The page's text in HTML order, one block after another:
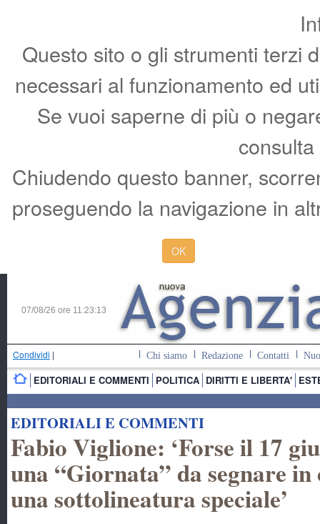
Questo sito o gli strumenti terzi
necessari al funzionamento ed
Se vuoi saperne di più o
Chiudendo questo banner,
proseguendo la navigazione in
OK
07/08/26 ore 11:23:14
Condividi | Chi siamo Redazione Contatti
EDITORIALI E COMMENTI POLITICA DIRITTI E LIBERTA'
EDITORIALI E COMMENTI
Fabio Viglione: ‘Forse il 17
una “Giornata” da segnare
una sottolineatura speciale’